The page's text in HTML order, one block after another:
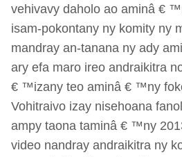
vehivavy daholo ao aminâ €
isam-pokontany ny komity ny
mandray an-tanana ny ady
ary efa maro ireo andraikitra
€ ™izany teo aminâ € ™ny
Vohitraivo izay nisehoana
ampy taona taminâ € ™ny
video nandray andraikitra ny